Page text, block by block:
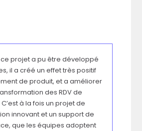
projet a pu être développé
il a créé un effet très positif
de produit, et a améliorer
des RDV de
à la fois un projet de
innovant et un support de
que les équipes adoptent